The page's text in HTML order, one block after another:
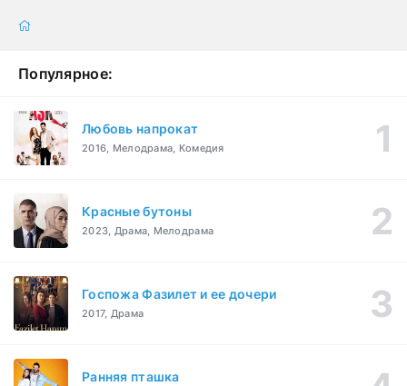
Популярное:
Любовь напрокат
2016, Мелодрама, Комедия
Красные бутоны
2023, Драма, Мелодрама
Госпожа Фазилет и ее дочери
2017, Драма
Ранняя пташка